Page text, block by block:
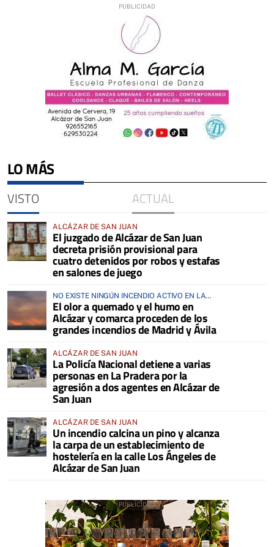
LO MÁS
VISTO ACTUAL
ALCÁZAR DE SAN JUAN
El juzgado de Alcázar de San Juan
decreta prisión provisional para
cuatro detenidos por robos y estafas
en salones de juego
NO EXISTE NINGÚN INCENDIO ACTIVO EN LA
COMARCA
El olor a quemado y el humo en
Alcázar y comarca proceden de los
grandes incendios de Madrid y Ávila
ALCÁZAR DE SAN JUAN
La Policía Nacional detiene a varias
personas en La Pradera por la
agresión a dos agentes en Alcázar de
San Juan
ALCÁZAR DE SAN JUAN
Un incendio calcina un pino y alcanza
la carpa de un establecimiento de
hostelería en la calle Los Ángeles de
Alcázar de San Juan